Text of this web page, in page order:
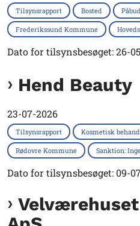
Tilsynsrapport Bosted
Frederikssund Kommune
Dato for tilsynsbesøget: 26-
Hend Beauty
23-07-2026
Tilsynsrapport Kosmetisk
Rødovre Kommune Sanktion:
Dato for tilsynsbesøget: 09-